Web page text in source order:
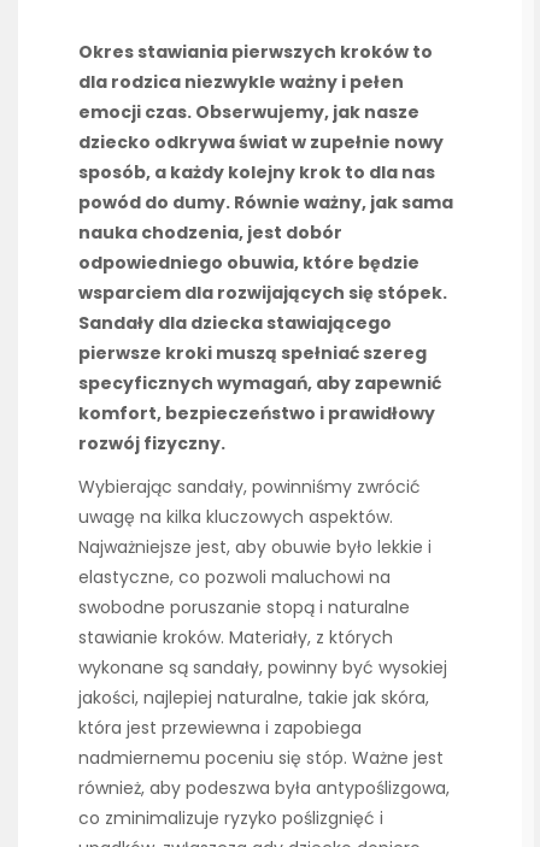
Okres stawiania pierwszych kroków to
dla rodzica niezwykle ważny i pełen
emocji czas. Obserwujemy, jak nasze
dziecko odkrywa świat w zupełnie nowy
sposób, a każdy kolejny krok to dla nas
powód do dumy. Równie ważny, jak sama
nauka chodzenia, jest dobór
odpowiedniego obuwia, które będzie
wsparciem dla rozwijających się stópek.
Sandały dla dziecka stawiającego
pierwsze kroki muszą spełniać szereg
specyficznych wymagań, aby zapewnić
komfort, bezpieczeństwo i prawidłowy
rozwój fizyczny.
Wybierając sandały, powinniśmy zwrócić
uwagę na kilka kluczowych aspektów.
Najważniejsze jest, aby obuwie było lekkie i
elastyczne, co pozwoli maluchowi na
swobodne poruszanie stopą i naturalne
stawianie kroków. Materiały, z których
wykonane są sandały, powinny być wysokiej
jakości, najlepiej naturalne, takie jak skóra,
która jest przewiewna i zapobiega
nadmiernemu poceniu się stóp. Ważne jest
również, aby podeszwa była antypoślizgowa,
co zminimalizuje ryzyko poślizgnięć i